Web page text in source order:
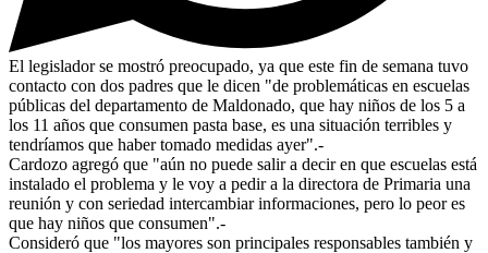
El legislador se mostró preocupado, ya que este fin de semana tuvo
contacto con dos padres que le dicen "de problemáticas en escuelas
públicas del departamento de Maldonado, que hay niños de los 5 a
los 11 años que consumen pasta base, es una situación terribles y
tendríamos que haber tomado medidas ayer".-
Cardozo agregó que "aún no puede salir a decir en que escuelas está
instalado el problema y le voy a pedir a la directora de Primaria una
reunión y con seriedad intercambiar informaciones, pero lo peor es
que hay niños que consumen".-
Consideró que "los mayores son principales responsables también y